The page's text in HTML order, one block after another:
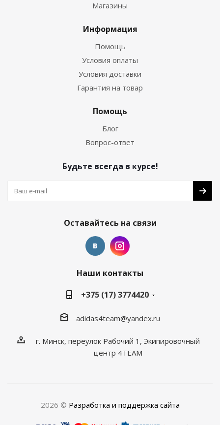
Магазины
Информация
Помощь
Условия оплаты
Условия доставки
Гарантия на товар
Помощь
Блог
Вопрос-ответ
Будьте всегда в курсе!
Оставайтесь на связи
Наши контакты
+375 (17) 3774420
adidas4team@yandex.ru
г. Минск, переулок Рабочий 1, Экипировочный
центр 4TEAM
2026 © Разработка и поддержка сайта